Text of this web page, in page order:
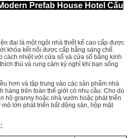
Prefab House Hotel Cấu
đại là một ngôi nhà thiết kế cao cấp được
khóa kết nối được cấp bằng sáng chế.
cách nhiệt với cửa sổ và cửa sổ bằng kính
thú và rung cảm kỳ nghỉ khi bạn sống
hơn và tập trung vào các sản phẩm nhà
hàng trên toàn thế giới có nhu cầu. Cho dù
hộ granny hoặc nhà vườn hoặc phát triển
lớn phát triển bất động sản, hộp mặt